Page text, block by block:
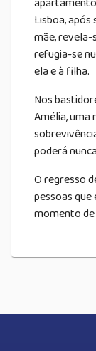
Lisboa,
mãe, revela-
refugia-se
ela e à filha.
Nos
Amélia, uma
poderá
O regresso
pessoas
momento de